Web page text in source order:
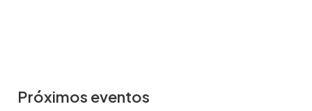
Próximos eventos